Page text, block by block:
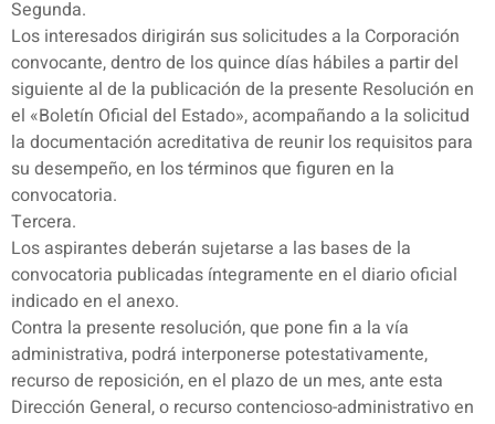
Segunda.
Los interesados dirigirán sus solicitudes a la Corporación
convocante, dentro de los quince días hábiles a partir del
siguiente al de la publicación de la presente Resolución en
el «Boletín Oficial del Estado», acompañando a la solicitud
la documentación acreditativa de reunir los requisitos para
su desempeño, en los términos que figuren en la
convocatoria.
Tercera.
Los aspirantes deberán sujetarse a las bases de la
convocatoria publicadas íntegramente en el diario oficial
indicado en el anexo.
Contra la presente resolución, que pone fin a la vía
administrativa, podrá interponerse potestativamente,
recurso de reposición, en el plazo de un mes, ante esta
Dirección General, o recurso contencioso-administrativo en